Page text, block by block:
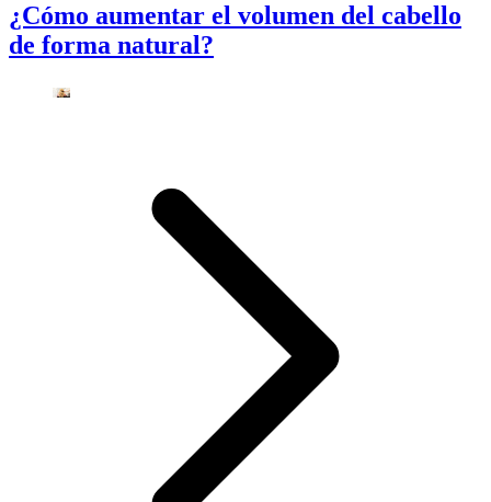
¿Cómo aumentar el volumen del cabello
de forma natural?